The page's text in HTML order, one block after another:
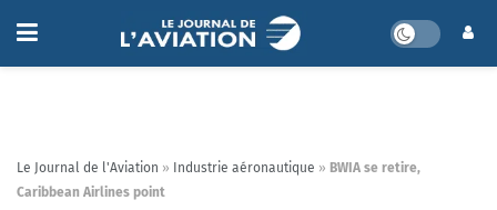
Le Journal de l'Aviation » Industrie aéronautique » BWIA se retire,
Caribbean Airlines point